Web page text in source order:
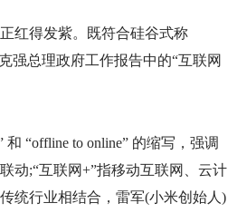
红得发紫。既符合硅谷式称
强总理政府工作报告中的“互联网
和 “offline to online” 的缩写，强调
动;“互联网+”指移动互联网、云计
统行业相结合，雷军(小米创始人)